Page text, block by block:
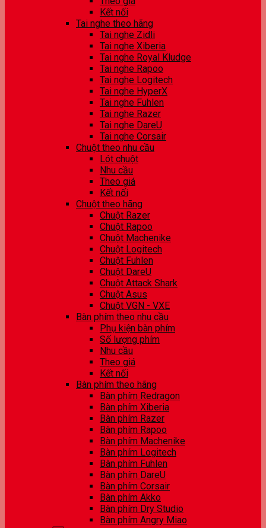
Kết nối
Tai nghe theo hãng
Tai nghe Zidli
Tai nghe Xiberia
Tai nghe Royal Kludge
Tai nghe Rapoo
Tai nghe Logitech
Tai nghe HyperX
Tai nghe Fuhlen
Tai nghe Razer
Tai nghe DareU
Tai nghe Corsair
Chuột theo nhu cầu
Lót chuột
Nhu cầu
Theo giá
Kết nối
Chuột theo hãng
Chuột Razer
Chuột Rapoo
Chuột Machenike
Chuột Logitech
Chuột Fuhlen
Chuột DareU
Chuột Attack Shark
Chuột Asus
Chuột VGN - VXE
Bàn phím theo nhu cầu
Phụ kiện bàn phím
Số lượng phím
Nhu cầu
Theo giá
Kết nối
Bàn phím theo hãng
Bàn phím Redragon
Bàn phím Xiberia
Bàn phím Razer
Bàn phím Rapoo
Bàn phím Machenike
Bàn phím Logitech
Bàn phím Fuhlen
Bàn phím DareU
Bàn phím Corsair
Bàn phím Akko
Bàn phím Dry Studio
Bàn phím Angry Miao